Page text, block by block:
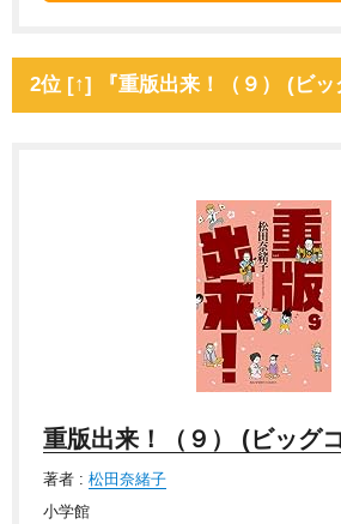
2位 [↑] 『重版出来！（９） (ビッ
重版出来！（９） (ビッグ
著者 : 松田奈緒子
小学館